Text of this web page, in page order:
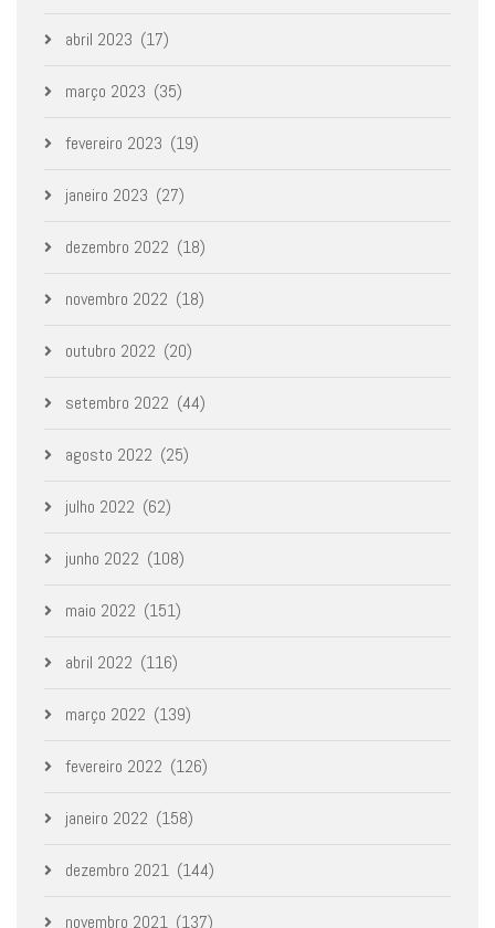
abril 2023 (17)
março 2023 (35)
fevereiro 2023 (19)
janeiro 2023 (27)
dezembro 2022 (18)
novembro 2022 (18)
outubro 2022 (20)
setembro 2022 (44)
agosto 2022 (25)
julho 2022 (62)
junho 2022 (108)
maio 2022 (151)
abril 2022 (116)
março 2022 (139)
fevereiro 2022 (126)
janeiro 2022 (158)
dezembro 2021 (144)
novembro 2021 (137)